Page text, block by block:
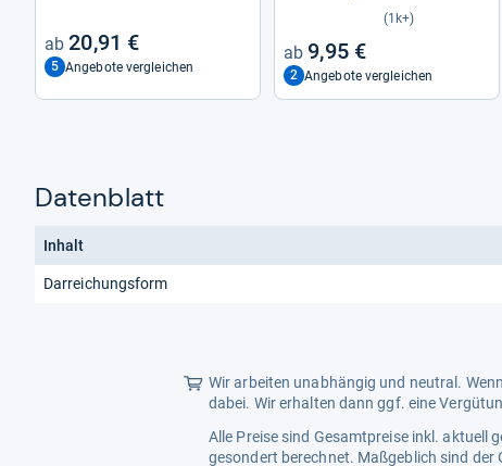
20,91 €
5 Angebote vergleichen
Anti Pickel, Akne, War­zen und
Andere Haut­pro­bleme, Vegan
Tee­baum Äthe­ri­sches Öl für
Unreine Haut, Gesicht, Kopf­
(1k+)
9,95 €
2 Angebote vergleichen
Datenblatt
Inhalt
Darreichungsform
Wir arbeiten unabhängig und neutral.
dabei. Wir erhalten dann ggf. eine
Alle Preise sind Gesamtpreise inkl. aktuell
gesondert berechnet. Maßgeblich sind der